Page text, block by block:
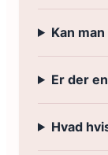
Kan
Er der
Hvad